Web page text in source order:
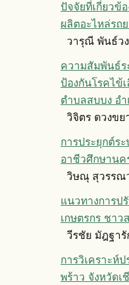
ปัจจัยที่เกี่ยวข้
ผลิตอะไหล่รถ
วารุณี พันธ์ว
ความสัมพันธ์ร
ป้องกันโรคไข้
ตำบลสบบง อำ
วิจิตร ดวงขย
การประยุกต์ร
อาชีวศึกษานค
วิษณุ สุวรรณ
แนวทางการป
เกษตรกร ชา
วีรชัย มัฎฐารั
การวิเคราะห์
พร้าว จังหวัดเ